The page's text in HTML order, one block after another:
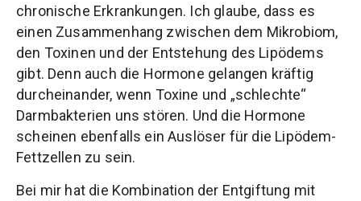
chronische Erkrankungen. Ich glaube, dass es
einen Zusammenhang zwischen dem Mikrobiom,
den Toxinen und der Entstehung des Lipödems
gibt. Denn auch die Hormone gelangen kräftig
durcheinander, wenn Toxine und „schlechte“
Darmbakterien uns stören. Und die Hormone
scheinen ebenfalls ein Auslöser für die Lipödem-
Fettzellen zu sein.
Bei mir hat die Kombination der Entgiftung mit